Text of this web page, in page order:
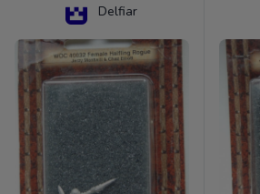
Delfiar